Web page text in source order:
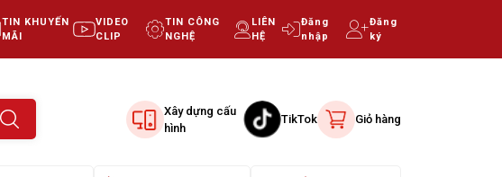
TIN KHUYẾN
MÃI
VIDEO
CLIP
TIN CÔNG
NGHỆ
LIÊN
HỆ
Đăng
nhập
Đăng
ký
Xây dựng cấu
hình
TikTok Giỏ hàng